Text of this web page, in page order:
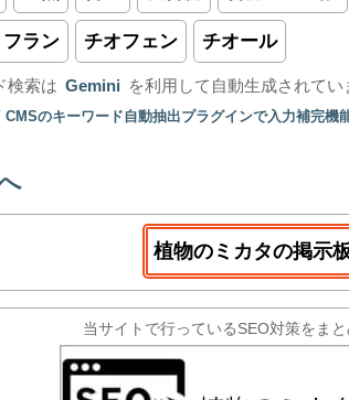
フラン チオフェン チオール
検索は Gemini を利用して自動生成されてい
CMSのキーワード自動抽出プラグインで入力補完機
植物のミカタの掲示
当サイトで行っているSEO対策をまと